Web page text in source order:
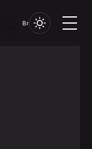
Br